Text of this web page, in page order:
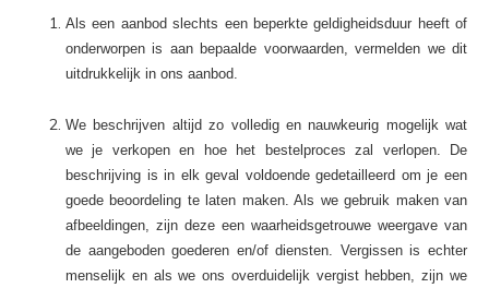
Als een aanbod slechts een beperkte geldigheidsduur heeft of
onderworpen is aan bepaalde voorwaarden, vermelden we dit
uitdrukkelijk in ons aanbod.
We beschrijven altijd zo volledig en nauwkeurig mogelijk wat
we je verkopen en hoe het bestelproces zal verlopen. De
beschrijving is in elk geval voldoende gedetailleerd om je een
goede beoordeling te laten maken. Als we gebruik maken van
afbeeldingen, zijn deze een waarheidsgetrouwe weergave van
de aangeboden goederen en/of diensten. Vergissen is echter
menselijk en als we ons overduidelijk vergist hebben, zijn we